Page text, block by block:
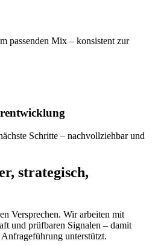
passenden Mix – konsistent zur
Schritte – nachvollziehbar und
strategisch,
Versprechen. Wir arbeiten mit
und prüfbaren Signalen – damit
unterstützt.